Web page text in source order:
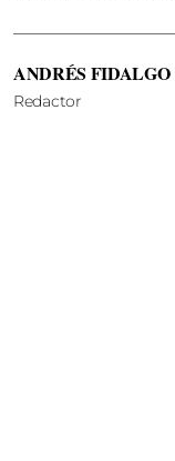
ANDRÉS FIDALGO
Redactor